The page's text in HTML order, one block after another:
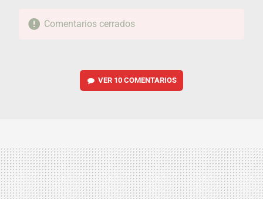
Comentarios cerrados
VER 10 COMENTARIOS